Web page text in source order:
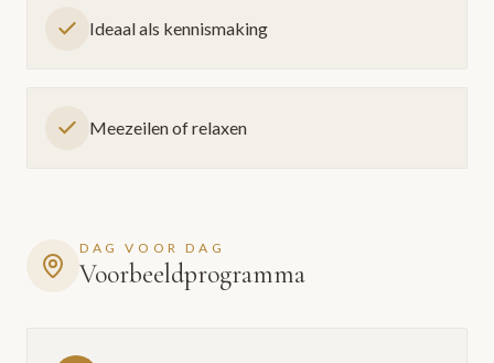
Ideaal als kennismaking
Meezeilen of relaxen
DAG VOOR DAG
Voorbeeldprogramma